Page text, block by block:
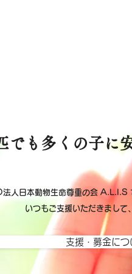
でも多くの子に
人日本動物生命尊重の会 A.L.I.S
いつもご支援いただきまして
支援・募金に